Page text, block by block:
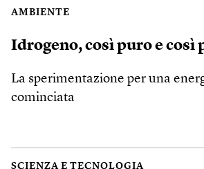
AMBIENTE
Idrogeno, così puro e così
La sperimentazione per una
cominciata
SCIENZA E TECNOLOGIA